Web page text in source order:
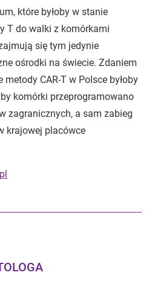
które byłoby w stanie
T do walki z komórkami
się tym jedynie
ośrodki na świecie. Zdaniem
CAR-T w Polsce byłoby
komórki przeprogramowano
zagranicznych, a sam zabieg
krajowej placówce